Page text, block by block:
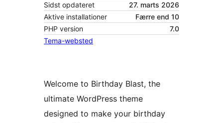
Sidst opdateret
27. marts 2026
Aktive installationer
Færre end 10
PHP version
7.0
Tema-websted
Welcome to Birthday Blast, the
ultimate WordPress theme
designed to make your birthday